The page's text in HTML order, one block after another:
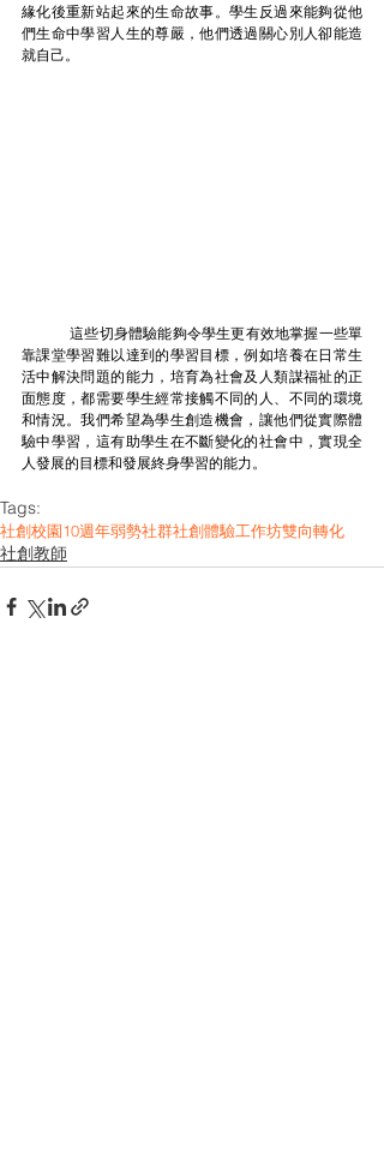
緣化後重新站起來的生命故事。學生反過來能夠從他
們生命中學習人生的尊嚴，他們透過關心別人卻能造
就自己。
	這些切身體驗能夠令學生更有效地掌握一些單
靠課堂學習難以達到的學習目標，例如培養在日常生
活中解決問題的能力，培育為社會及人類謀福祉的正
面態度，都需要學生經常接觸不同的人、不同的環境
和情況。我們希望為學生創造機會，讓他們從實際體
驗中學習，這有助學生在不斷變化的社會中，實現全
人發展的目標和發展終身學習的能力。
Tags:
社創校園10週年弱勢社群社創體驗工作坊雙向轉化
社創教師